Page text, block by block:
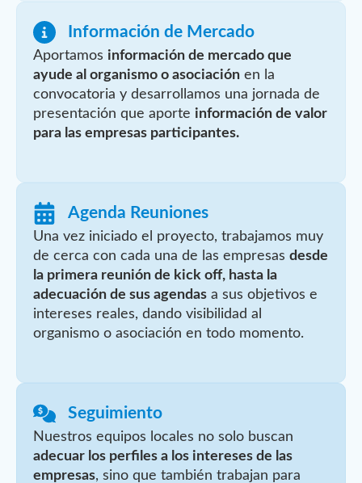
Información de Mercado
Aportamos información de mercado que
ayude al organismo o asociación en la
convocatoria y desarrollamos una jornada de
presentación que aporte información de valor
para las empresas participantes.
Agenda Reuniones
Una vez iniciado el proyecto, trabajamos muy
de cerca con cada una de las empresas desde
la primera reunión de kick off, hasta la
adecuación de sus agendas a sus objetivos e
intereses reales, dando visibilidad al
organismo o asociación en todo momento.
Seguimiento
Nuestros equipos locales no solo buscan
adecuar los perfiles a los intereses de las
empresas, sino que también trabajan para